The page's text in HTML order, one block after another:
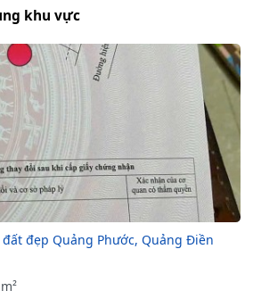
khu vực
đẹp Quảng Phước, Quảng Điền